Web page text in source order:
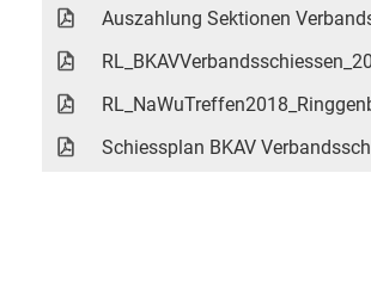
Auszahlung Sektionen
Schiessplan BKAV